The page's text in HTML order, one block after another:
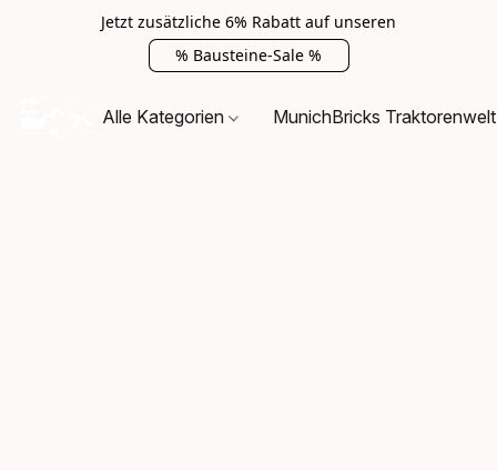
Jetzt zusätzliche 6% Rabatt auf unseren
% Bausteine-Sale %
Alle Kategorien MunichBricks Traktorenwelt